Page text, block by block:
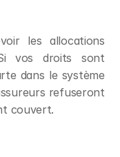
les allocations
vos droits sont
dans le système
refuseront
couvert.